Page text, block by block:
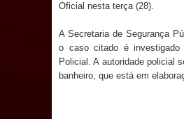
Brasília recursos
Acolhida e CRAS de
Denise Ribeiro
Oficial nesta terça (28).
A Secretaria de Segurança
o caso citado é investigado
Policial. A autoridade policial
banheiro, que está em